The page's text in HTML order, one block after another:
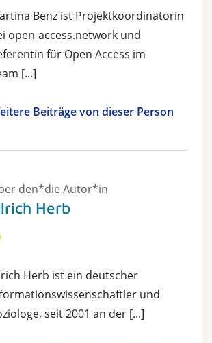
Benz ist Projektkoordinatorin
open-access.network und
für Open Access im
[...]
Beiträge von dieser Person
den*die Autor*in
Herb
Herb ist ein deutscher
und
seit 2001 an der [...]